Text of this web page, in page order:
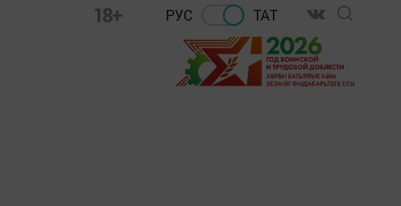
18+ РУС ТАТ